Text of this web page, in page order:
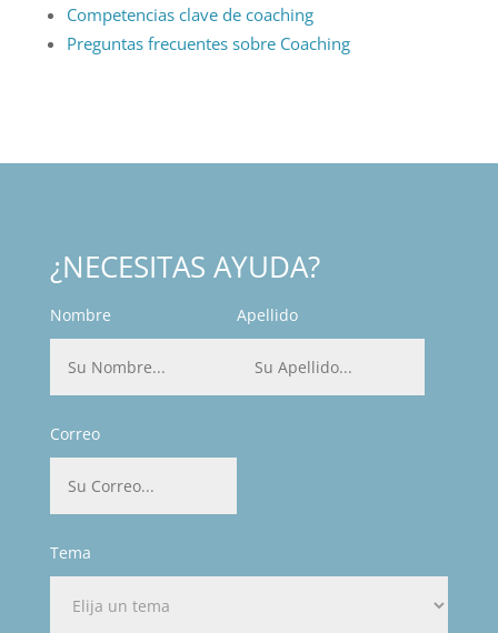
Competencias clave de coaching
Preguntas frecuentes sobre Coaching
¿NECESITAS AYUDA?
Nombre Apellido
Correo
Tema